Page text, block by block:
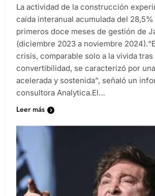
La actividad de la construcción
caída interanual acumulada del
primeros doce meses de gestión de
(diciembre 2023 a noviembre
crisis, comparable solo a la vivida tras
convertibilidad, se caracterizó por
acelerada y sostenida”, señaló un
consultora Analytica.El…
Leer más